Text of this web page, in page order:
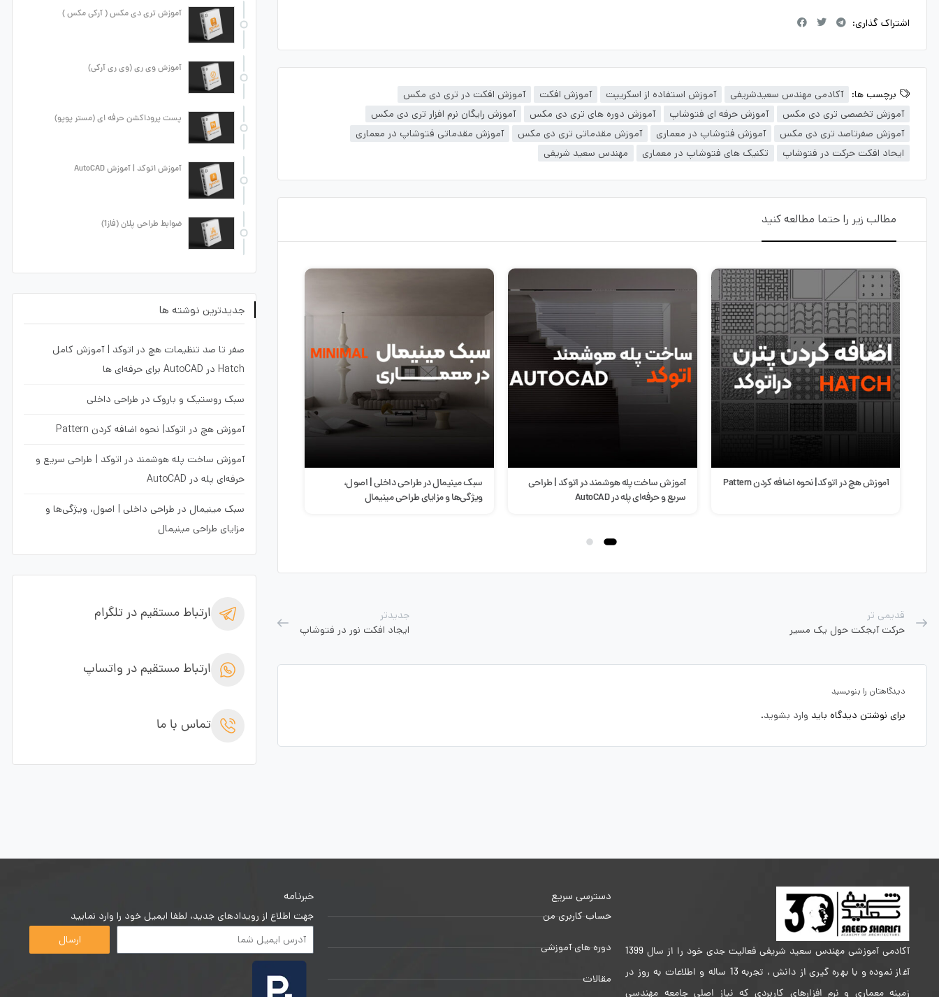
اشتراک گذاری:
برچسب ها: آکادمی مهندس سعیدشریفی آموزش استفاده از اسکریپت آموزش افکت
آموزش افکت در تری دی مکس
آموزش تخصصی تری دی مکس
آموزش حرفه ای فتوشاپ آموزش دوره های تری دی مکس
آموزش رایگان نرم افزار تری دی مکس
آموزش صفرتاصد تری دی مکس
آموزش فتوشاپ در معماری آموزش مقدماتی تری دی مکس
آموزش مقدماتی فتوشاپ در معماری
ایحاد افکت حرکت در فتوشاپ
تکنیک های فتوشاپ در معماری مهندس سعید شریفی
مطالب زیر را حتما مطالعه کنید
آموزش ساخت پله هوشمند در اتوکد | طراحی
سبک مینیمال در طراحی داخلی | اصول،
ویژگی‌ها و مزایای طراحی مینیمال
آموزش تنظیمات اتوکد(پنجره آپشن)
قدیمی تر
حرکت آبجکت حول یک مسیر
جدیدتر
ایجاد افکت نور در فتوشاپ
دیدگاهتان را بنویسید
برای نوشتن دیدگاه باید وارد بشوید.
آموزش تری دی مکس ( آرکی مکس )
آموزش وی ری (وی ری آرکی)
پست پروداکشن حرفه ای (مستر پوپو)
آموزش اتوکد | آموزش AutoCAD
ضوابط طراحی پلان (فاز1)
جدیدترین نوشته ها
صفر تا صد تنظیمات هچ در اتوکد | آموزش کامل
Hatch در AutoCAD برای حرفه‌ای ها
سبک روستیک و باروک در طراحی داخلی
آموزش هچ در اتوکد| نحوه اضافه کردن Pattern
آموزش ساخت پله هوشمند در اتوکد | طراحی سریع و
حرفه‌ای پله در AutoCAD
سبک مینیمال در طراحی داخلی | اصول، ویژگی‌ها و
مزایای طراحی مینیمال
ارتباط مستقیم در تلگرام
ارتباط مستقیم در واتساپ
تماس با ما
آکادمی آموزشی مهندس سعید شریفی فعالیت جدی خود را از سال 1399
آغاز نموده و با بهره گیری از دانش ، تجربه 13 ساله و اطلاعات به روز در
زمینه معماری و نرم افزارهای کاربردی که نیاز اصلی جامعه مهندسی
دسترسی سریع
حساب کاربری من
دوره های آموزشی
مقالات
خبرنامه
جهت اطلاع از رویدادهای جدید، لطفا ایمیل خود را وارد نمایید
ارسال